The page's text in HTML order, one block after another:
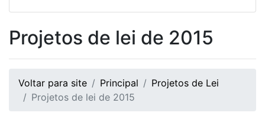
Projetos de lei de 2015
Voltar para site Principal
Projetos de Lei
Projetos de lei de 2015